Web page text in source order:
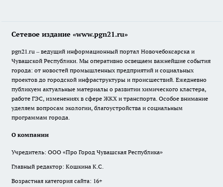
Сетевое издание «www.pgn21.ru»
pgn21.ru – ведущий информационный портал Новочебоксарска и
Чувашской Республики. Мы оперативно освещаем важнейшие события
города: от новостей промышленных предприятий и социальных
проектов до городской инфраструктуры и происшествий. Ежедневно
публикуем актуальные материалы о развитии химического кластера,
работе ГЭС, изменениях в сфере ЖКХ и транспорта. Особое внимание
уделяем вопросам экологии, благоустройства и социальным
программам города.
О компании
Учредитель: ООО «Про Город Чувашская Республика»
Главный редактор: Кошкина К.С.
Возрастная категория сайта: 16+